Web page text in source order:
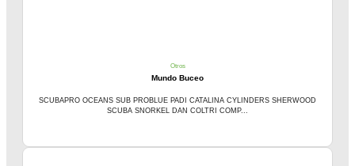
Otros
Mundo Buceo
SCUBAPRO OCEANS SUB PROBLUE PADI CATALINA CYLINDERS SHERWOOD
SCUBA SNORKEL DAN COLTRI COMP...